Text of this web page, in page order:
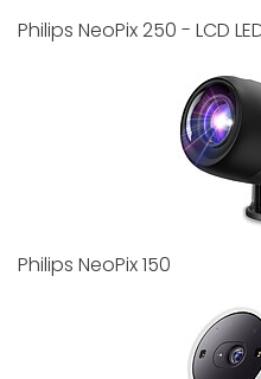
Philips NeoPix 250 - LCD
Philips NeoPix 150